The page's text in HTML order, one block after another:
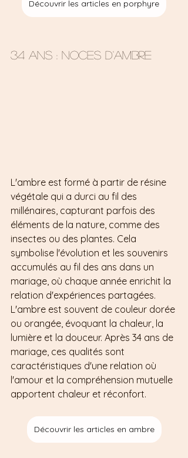
Découvrir les articles en porphyre
34 ans : Noces d'ambre
L'ambre est formé à partir de résine
végétale qui a durci au fil des
millénaires, capturant parfois des
éléments de la nature, comme des
insectes ou des plantes. Cela
symbolise l'évolution et les souvenirs
accumulés au fil des ans dans un
mariage, où chaque année enrichit la
relation d'expériences partagées.
L'ambre est souvent de couleur dorée
ou orangée, évoquant la chaleur, la
lumière et la douceur. Après 34 ans de
mariage, ces qualités sont
caractéristiques d'une relation où
l'amour et la compréhension mutuelle
apportent chaleur et réconfort.
Découvrir les articles en ambre